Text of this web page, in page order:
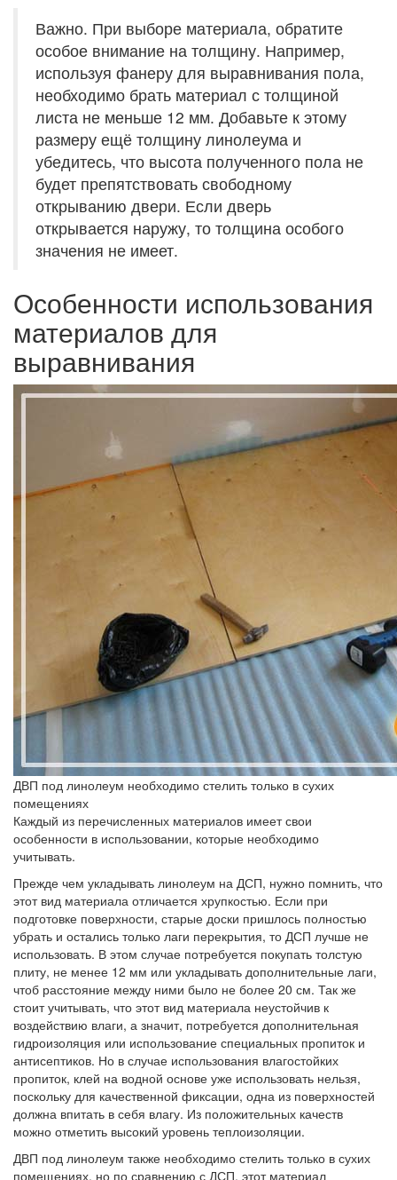
Важно. При выборе материала, обратите
особое внимание на толщину. Например,
используя фанеру для выравнивания пола,
необходимо брать материал с толщиной
листа не меньше 12 мм. Добавьте к этому
размеру ещё толщину линолеума и
убедитесь, что высота полученного пола не
будет препятствовать свободному
открыванию двери. Если дверь
открывается наружу, то толщина особого
значения не имеет.
Особенности использования
материалов для
выравнивания
ДВП под линолеум необходимо стелить только в сухих
помещениях
Каждый из перечисленных материалов имеет свои
особенности в использовании, которые необходимо
учитывать.
Прежде чем укладывать линолеум на ДСП, нужно помнить, что
этот вид материала отличается хрупкостью. Если при
подготовке поверхности, старые доски пришлось полностью
убрать и остались только лаги перекрытия, то ДСП лучше не
использовать. В этом случае потребуется покупать толстую
плиту, не менее 12 мм или укладывать дополнительные лаги,
чтоб расстояние между ними было не более 20 см. Так же
стоит учитывать, что этот вид материала неустойчив к
воздействию влаги, а значит, потребуется дополнительная
гидроизоляция или использование специальных пропиток и
антисептиков. Но в случае использования влагостойких
пропиток, клей на водной основе уже использовать нельзя,
поскольку для качественной фиксации, одна из поверхностей
должна впитать в себя влагу. Из положительных качеств
можно отметить высокий уровень теплоизоляции.
ДВП под линолеум также необходимо стелить только в сухих
помещениях, но по сравнению с ДСП, этот материал